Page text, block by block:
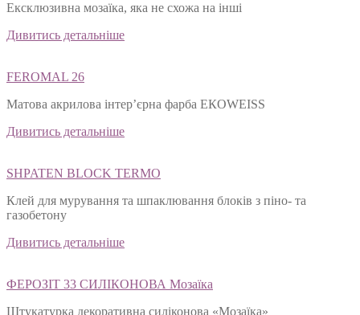
Ексклюзивна мозаїка, яка не схожа на інші
Дивитись детальніше
FEROMAL 26
Матова акрилова інтер’єрна фарба ЕКОWEISS
Дивитись детальніше
SHPATEN BLOСK TERMO
Клей для мурування та шпаклювання блоків з піно- та
газобетону
Дивитись детальніше
ФЕРОЗІТ 33 СИЛІКОНОВА Мозаїка
Штукатурка декоративна силіконова «Мозаїка»